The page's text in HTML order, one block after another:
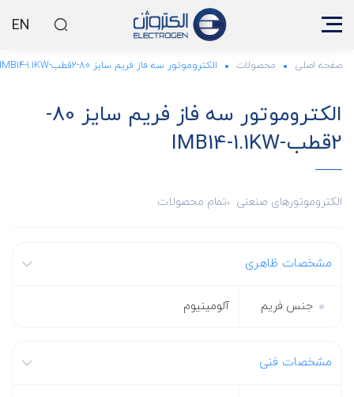
EN
صفحه اصلی محصولات الکتروموتور سه فاز فریم سایز 80-2قطب-IMB14-1.1KW
الکتروموتور سه فاز فریم سایز 80-
2قطب-IMB14-1.1KW
الکتروموتورهای صنعتی تمام محصولات
مشخصات ظاهری
جنس فریم آلومینیوم
مشخصات فنی